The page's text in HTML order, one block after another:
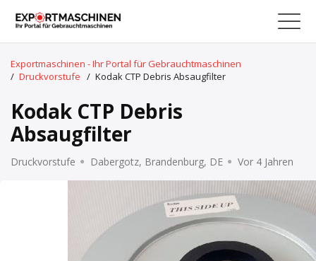
Exportmaschinen - Ihr Portal für Gebrauchtmaschinen
/ Druckvorstufe / Kodak CTP Debris Absaugfilter
Kodak CTP Debris
Absaugfilter
Druckvorstufe Dabergotz, Brandenburg, DE Vor 4 Jahren